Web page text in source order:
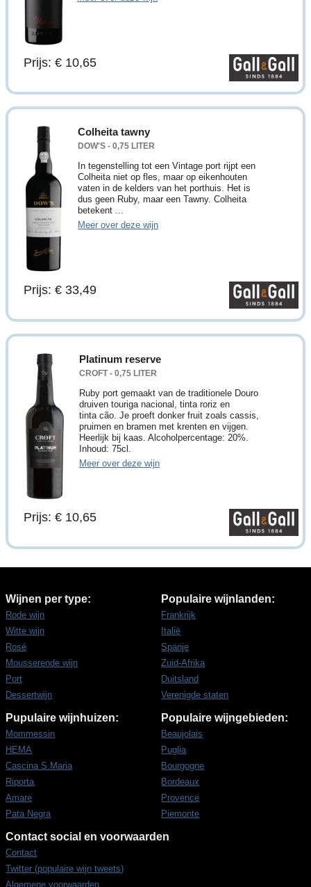
Prijs: € 10,65
Colheita tawny
DOW'S - 0,75 LITER
In tegenstelling tot een Vintage port rijpt een
Colheita niet op fles, maar op eikenhouten
vaten in de kelders van het porthuis. Het is
dus geen Ruby, maar een Tawny. Colheita
betekent ...
Meer over deze wijn
Prijs: € 33,49
Platinum reserve
CROFT - 0,75 LITER
Ruby port gemaakt van de traditionele Douro
druiven touriga nacional, tinta roriz en
tinta cão. Je proeft donker fruit zoals cassis,
pruimen en bramen met krenten en vijgen.
Heerlijk bij kaas. Alcoholpercentage: 20%.
Inhoud: 75cl.
Meer over deze wijn
Prijs: € 10,65
Wijnen per type:
Rode wijn
Witte wijn
Rosé
Mousserende wijn
Port
Dessertwijn
Populaire wijnlanden:
Frankrijk
Italië
Spanje
Zuid-Afrika
Duitsland
Verenigde staten
Pupulaire wijnhuizen:
Mommessin
HEMA
Cascina S.Maria
Riporta
Amare
Pata Negra
Populaire wijngebieden:
Beaujolais
Puglia
Bourgogne
Bordeaux
Provence
Piemonte
Contact social en voorwaarden
Contact
Twitter (populaire wijn tweets)
Algemene voorwaarden